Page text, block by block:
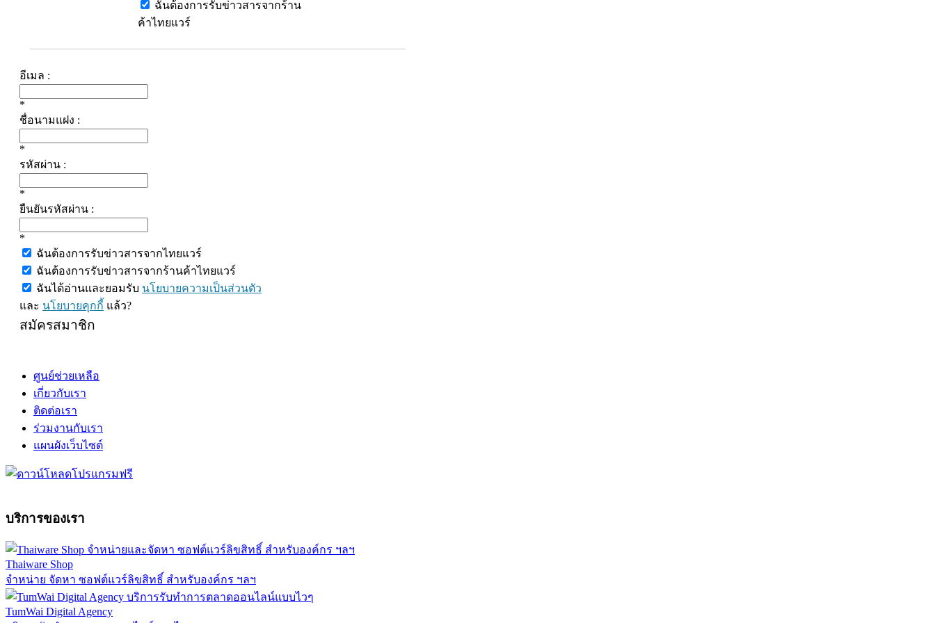
ฉันต้องการรับข่าวสารจากร้าน
ค้าไทยแวร์
อีเมล :
*
ชื่อนามแฝง :
*
รหัสผ่าน :
*
ยืนยันรหัสผ่าน :
*
ฉันต้องการรับข่าวสารจากไทยแวร์
ฉันต้องการรับข่าวสารจากร้านค้าไทยแวร์
ฉันได้อ่านและยอมรับ นโยบายความเป็นส่วนตัว
และ นโยบายคุกกี้ แล้ว?
สมัครสมาชิก
ศูนย์ช่วยเหลือ
เกี่ยวกับเรา
ติดต่อเรา
ร่วมงานกับเรา
แผนผังเว็บไซต์
บริการของเรา
Thaiware Shop
จำหน่าย จัดหา ซอฟต์แวร์ลิขสิทธิ์ สำหรับองค์กร ฯลฯ
TumWai Digital Agency